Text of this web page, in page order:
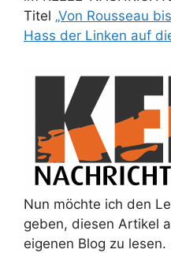
Titel „Von Rousseau
Hass der Linken auf
Nun möchte ich den
geben, diesen Artikel
eigenen Blog zu lesen.